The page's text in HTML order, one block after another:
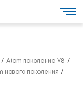
Atom поколение V8
нового поколения